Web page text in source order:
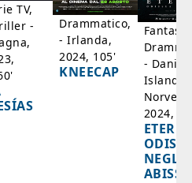
TV,
-
Drammatico,
- Irlanda,
2024, 105'
KNEECAP
-
Islanda,
2024,
NEGLI
ABISSI